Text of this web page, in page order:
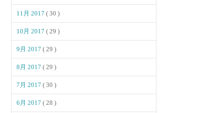
11月 2017( 30 )
10月 2017( 29 )
9月 2017( 29 )
8月 2017( 29 )
7月 2017( 30 )
6月 2017( 28 )